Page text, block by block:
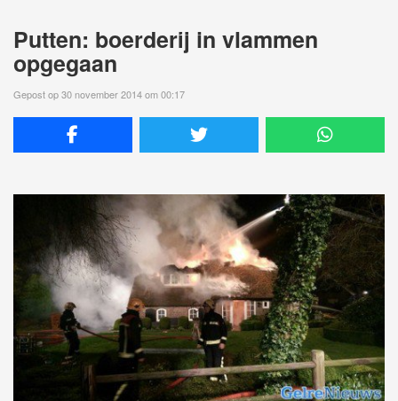
Putten: boerderij in vlammen
opgegaan
Gepost op 30 november 2014 om 00:17